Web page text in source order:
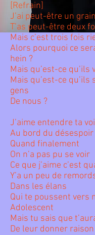
[Refrain]
J’ai peut-être un grain
T’as peut-être deux
Mais c’est trois fois
Alors pourquoi ce
hein ?
Mais qu’est-ce qu’ils
Mais qu’est-ce qu’ils
gens
De nous ?
J’aime entendre ta
Au bord du désespoir
Quand finalement
On n’a pas pu se voir
Ce que j’aime c’est
Y’a un peu de
Dans les élans
Qui te poussent vers
Adolescent
Mais tu sais que
De leur donner raison